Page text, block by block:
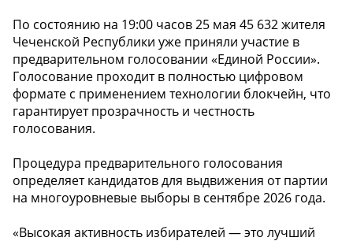
По состоянию на 19:00 часов 25 мая 45 632 жителя
Чеченской Республики уже приняли участие в
предварительном голосовании «Единой России».
Голосование проходит в полностью цифровом
формате с применением технологии блокчейн, что
гарантирует прозрачность и честность
голосования.
Процедура предварительного голосования
определяет кандидатов для выдвижения от партии
на многоуровневые выборы в сентябре 2026 года.
«Высокая активность избирателей — это лучший